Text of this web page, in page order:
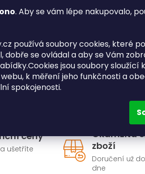
. Aby se vám lépe nakupovalo,
používá soubory cookies, které
dobře se ovládal a aby se Vám
jsou soubory sloužící
k měření jeho funkčnosti a
spokojenosti.
platba kartou online?
Další odpovědi
ceny
ušetříte
Okamžitá
zboží
Doručení už
dne